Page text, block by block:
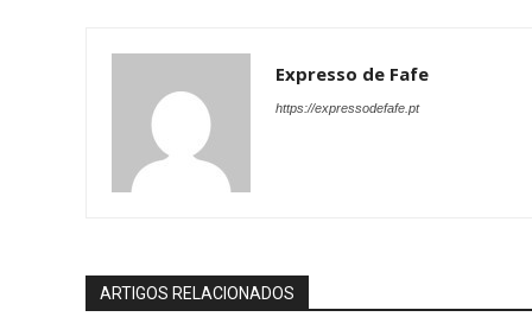
Expresso de Fafe
https://expressodefafe.pt
ARTIGOS RELACIONADOS